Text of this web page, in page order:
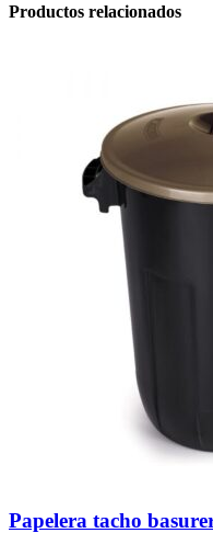
cantidad
Productos relacionados
Papelera tacho